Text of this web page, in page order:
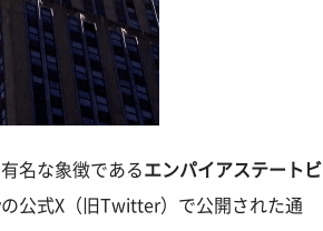
名な象徴であるエンパイアステートビ
公式X（旧Twitter）で公開された通